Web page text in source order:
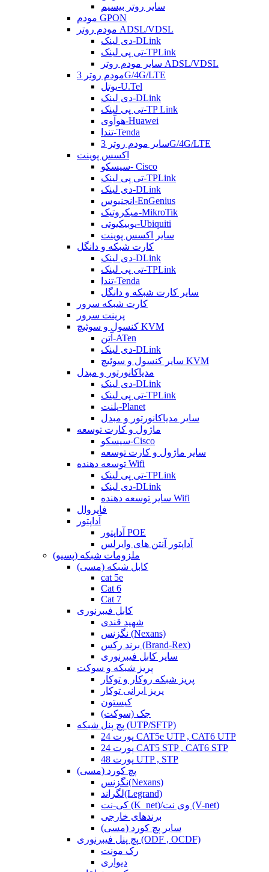
سایر روتر بیسیم
مودم GPON
مودم روتر ADSL/VDSL
دی لینک-DLink
تی پی لینک-TPLink
سایر مودم روتر ADSL/VDSL
مودم روتر 3G/4G/LTE
یوتل-U.Tel
دی لینک-DLink
تی پی لینک-TP Link
هوآوی-Huawei
تندا-Tenda
سایر مودم روتر 3G/4G/LTE
اکسس پوینت
سیسکو- Cisco
تی پی لینک-TPLink
دی لینک-DLink
انجنیوس-EnGenius
میکروتیک-MikroTik
یوبیکیوتی-Ubiquiti
سایر اکسس پوینت
کارت شبکه و دانگل
دی لینک-DLink
تی پی لینک-TPLink
تندا-Tenda
سایر کارت شبکه و دانگل
کارت شبکه سرور
پرینت سرور
کنسول و سوئیچ KVM
آتن-ATen
دی لینک-DLink
سایر کنسول و سوئیچ KVM
مدیاکانورتور و مبدل
دی لینک-DLink
تی پی لینک-TPLink
پلنت-Planet
سایر مدیاکانورتور و مبدل
ماژول و کارت توسعه
سیسکو-Cisco
سایر ماژول و کارت توسعه
توسعه دهنده Wifi
تی پی لینک-TPLink
دی لینک-DLink
سایر توسعه دهنده Wifi
فایروال
آداپتور
آداپتور POE
آداپتور آنتن های وایرلس
ملزومات شبکه (پسیو)
کابل شبکه (مسی)
cat 5e
Cat 6
Cat 7
کابل فیبرنوری
شهید قندی
نگزنس (Nexans)
برند رکس (Brand-Rex)
سایر کابل فیبرنوری
پریز شبکه و سوکت
پریز شبکه روکار و توکار
پریز ایرانی توکار
کیستون
جک (سوکت)
پچ پنل شبکه (UTP/SFTP)
24 پورت CAT5e UTP , CAT6 UTP
24 پورت CAT5 STP , CAT6 STP
48 پورت UTP , STP
پچ کورد (مسی)
نگزنس(Nexans)
لگراند(Legrand)
کی-نت (K_net)/وی نت (V-net)
برندهای خارجی
سایر پچ کورد (مسی)
پچ پنل فیبرنوری (ODF , OCDF)
رک مونت
دیواری